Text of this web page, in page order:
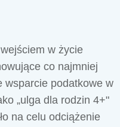
w życie
co najmniej
wsparcie podatkowe w
„ulga dla rodzin 4+"
na celu odciążenie